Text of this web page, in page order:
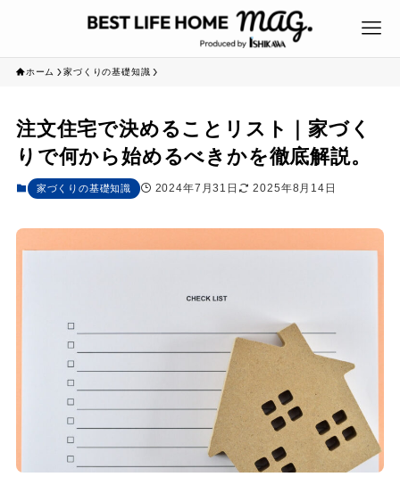
ホーム 家づくりの基礎知識
注文住宅で決めることリスト｜家づく
りで何から始めるべきかを徹底解説。
家づくりの基礎知識 2024年7月31日 2025年8月14日